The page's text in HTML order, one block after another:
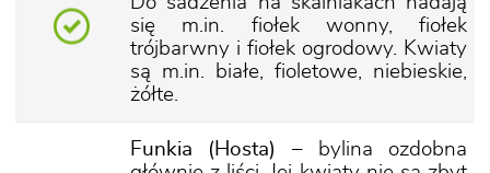
się m.in. fiołek wonny, fiołek
trójbarwny i fiołek ogrodowy. Kwiaty
są m.in. białe, fioletowe, niebieskie,
żółte.
Funkia (Hosta)
– bylina ozdobna